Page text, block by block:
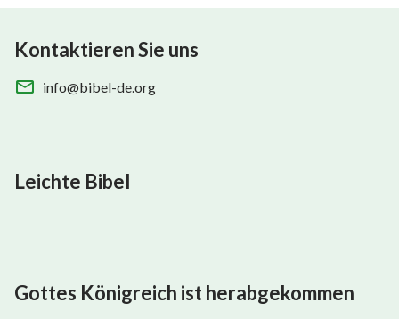
Kontaktieren Sie uns
info@bibel-de.org
Leichte Bibel
Gottes Königreich ist herabgekommen